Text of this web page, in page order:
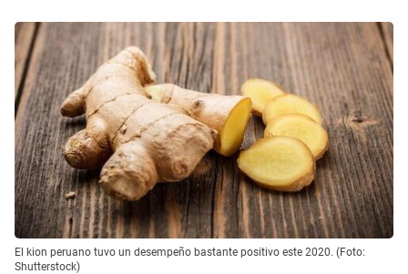
El kion peruano tuvo un desempeño bastante positivo este 2020. (Foto:
Shutterstock)